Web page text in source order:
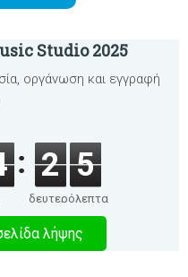
Studio 2025
οργάνωση και εγγραφή
2 5
δευτερόλεπτα
λήψης